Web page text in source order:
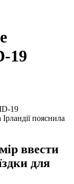
19
пояснила
ввести
для